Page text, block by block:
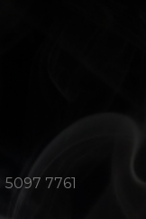
5097 7761